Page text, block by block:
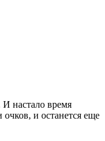
настало время
и останется еще